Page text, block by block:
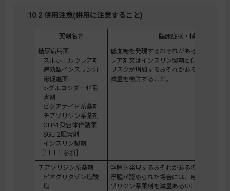
10.2 併用注意(併用に注意すること)
薬剤名等 臨床症状・措置方法
糖尿病用薬
スルホニルウレア剤
速効型インスリン分
泌促進薬
α-グルコシダーゼ阻
害剤
ビグアナイド系薬剤
チアゾリジン系薬剤
GLP-1受容体作動薬
SGLT2阻害剤
インスリン製剤
［11.1.1 参照］
低血糖を発現するおそれがある。特に、ス
レア剤又はインスリン製剤と併用する場合
リスクが増加するおそれがあるため、これ
減量を検討すること。
チアゾリジン系薬剤
ピオグリタゾン塩酸
塩
浮腫を発現するおそれがあるので観察を十
浮腫が認められた場合には、患者の状態に
ゾリジン系薬剤を減量あるいは中止し、ル